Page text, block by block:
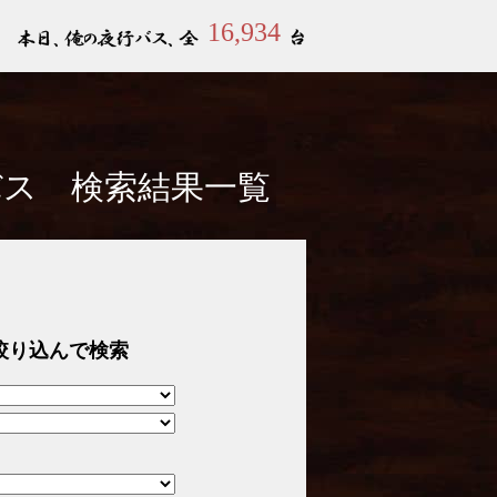
16,934
ス 検索結果一覧
り込んで検索